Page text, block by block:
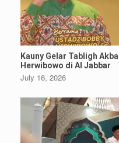
Kauny Gelar Tabligh
Herwibowo di Al Jabbar
July 16, 2026